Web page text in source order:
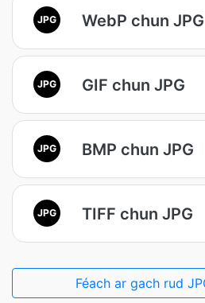
JPG WebP chun JPG
JPG GIF chun JPG
JPG BMP chun JPG
JPG TIFF chun JPG
Féach ar gach rud